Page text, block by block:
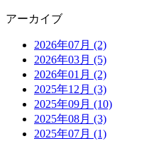
アーカイブ
2026年07月 (2)
2026年03月 (5)
2026年01月 (2)
2025年12月 (3)
2025年09月 (10)
2025年08月 (3)
2025年07月 (1)